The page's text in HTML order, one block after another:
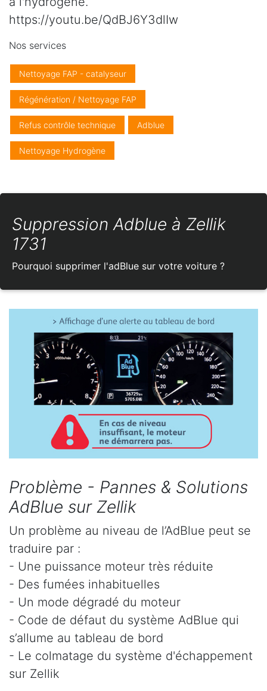
https://youtu.be/QdBJ6Y3dlIw
Nos services
Nettoyage FAP - catalyseur
Régénération / Nettoyage FAP
Refus contrôle technique Adblue
Nettoyage Hydrogène
Suppression Adblue à Zellik
1731
Pourquoi supprimer l'adBlue sur votre voiture ?
Problème - Pannes & Solutions
AdBlue sur Zellik
Un problème au niveau de l’AdBlue peut se
traduire par :
- Une puissance moteur très réduite
- Des fumées inhabituelles
- Un mode dégradé du moteur
- Code de défaut du système AdBlue qui
s’allume au tableau de bord
- Le colmatage du système d'échappement
sur Zellik